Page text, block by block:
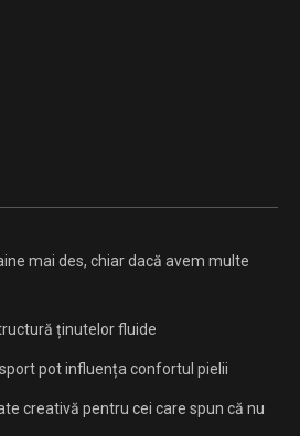
mai des, chiar dacă avem multe
ținutelor fluide
pot influența confortul pielii
creativă pentru cei care spun că nu